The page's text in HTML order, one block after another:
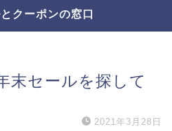
クーポンの窓口
末セールを探して
2021年3月28日